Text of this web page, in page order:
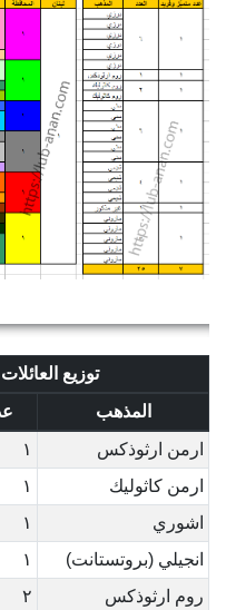
توزيع
المذهب
ارمن ارثوذكس
١
ارمن كاثوليك
١
اشوري
١
انجيلي (بروتستانت)
١
روم ارثوذكس
٢